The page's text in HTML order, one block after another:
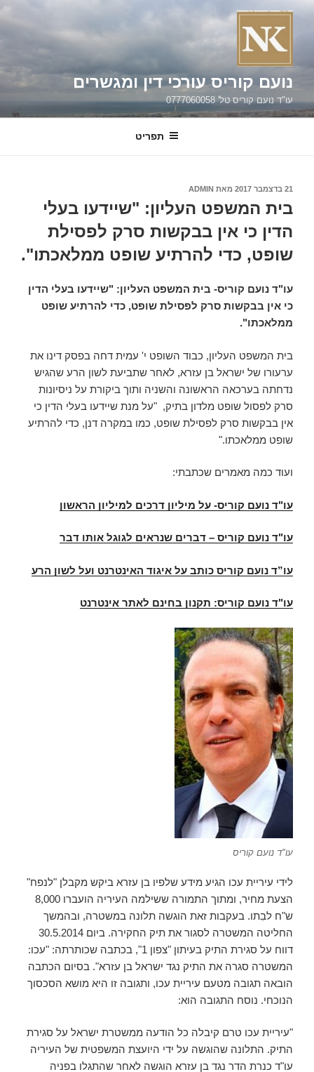
דילוג
נועם קוריס עורכי דין ומגשרים
עו"ד נועם קוריס טל' 0777060058
תפריט
פורסם
21 בדצמבר 2017 מאת ADMIN
בית המשפט העליון: "שיידעו בעלי
הדין כי אין בבקשות סרק לפסילת
שופט, כדי להרתיע שופט ממלאכתו".
עו"ד נועם קוריס- בית המשפט העליון: "שיידעו בעלי הדין
כי אין בבקשות סרק לפסילת שופט, כדי להרתיע שופט
ממלאכתו".
בית המשפט העליון, כבוד השופט י' עמית דחה בפסק דינו את
ערעורו של ישראל בן עזרא, לאחר שתביעת לשון הרע שהגיש
נדחתה בערכאה הראשונה והשניה ותוך ביקורת על ניסיונות
סרק לפסול שופט מלדון בתיק, "על מנת שיידעו בעלי הדין כי
אין בבקשות סרק לפסילת שופט, כמו במקרה דנן, כדי להרתיע
שופט ממלאכתו."
ועוד כמה מאמרים שכתבתי:
עו"ד נועם קוריס- על מיליון דרכים למיליון הראשון
עו"ד נועם קוריס – דברים שנראים לגוגל אותו דבר
עו”ד נועם קוריס כותב על איגוד האינטרנט ועל לשון הרע
עו"ד נועם קוריס: תקנון בחינם לאתר אינטרנט
עו"ד נועם קוריס
לידי עיריית עכו הגיע מידע שלפיו בן עזרא ביקש מקבלן "לנפח"
הצעת מחיר, ומתוך התמורה ששילמה העיריה הועברו 8,000
ש"ח לבִתו. בעקבות זאת הוגשה תלונה במשטרה, ובהמשך
החליטה המשטרה לסגור את תיק החקירה. ביום 30.5.2014
דווח על סגירת התיק בעיתון "צפון 1", בכתבה שכותרתה: "עכו:
המשטרה סגרה את התיק נגד ישראל בן עזרא". בסיום הכתבה
הובאה תגובה מטעם עיריית עכו, ותגובה זו היא מושא הסכסוך
הנוכחי. נוסח התגובה הוא:
"עיריית עכו טרם קיבלה כל הודעה ממשטרת ישראל על סגירת
התיק. התלונה שהוגשה על ידי היועצת המשפטית של העיריה
עו"ד כנרת הדר נגד בן עזרא הוגשה לאחר שהתגלו בפניה